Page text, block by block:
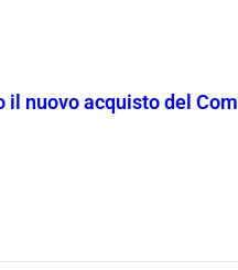
il nuovo acquisto del